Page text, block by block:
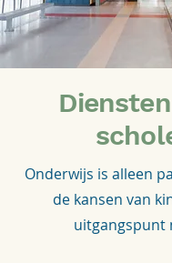
Onderwijs is alleen
de kansen van
uitgangspunt